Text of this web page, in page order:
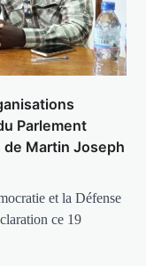
Parlement
Martin Joseph
et la Défense
ce 19